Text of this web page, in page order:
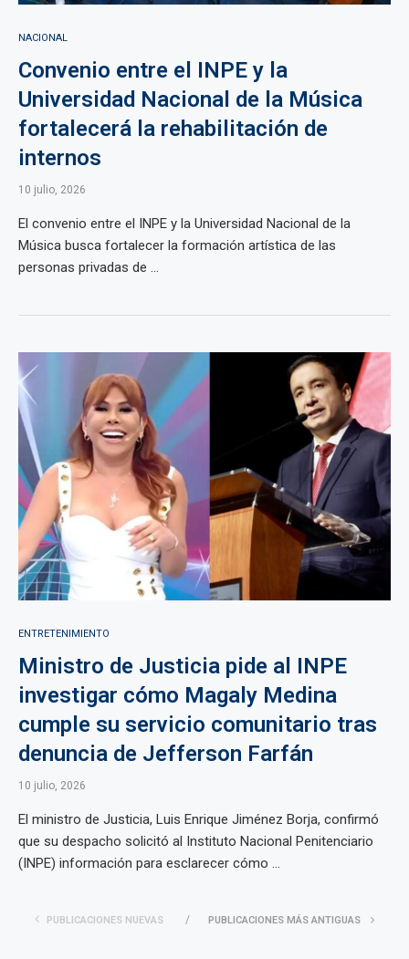
NACIONAL
Convenio entre el INPE y la
Universidad Nacional de la Música
fortalecerá la rehabilitación de
internos
10 julio, 2026
El convenio entre el INPE y la Universidad Nacional de la
Música busca fortalecer la formación artística de las
personas privadas de ...
ENTRETENIMIENTO
Ministro de Justicia pide al INPE
investigar cómo Magaly Medina
cumple su servicio comunitario tras
denuncia de Jefferson Farfán
10 julio, 2026
El ministro de Justicia, Luis Enrique Jiménez Borja, confirmó
que su despacho solicitó al Instituto Nacional Penitenciario
(INPE) información para esclarecer cómo ...
PUBLICACIONES NUEVAS PUBLICACIONES MÁS ANTIGUAS